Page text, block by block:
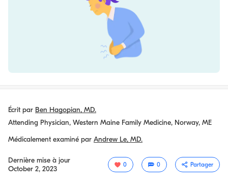
Écrit par Ben Hagopian, MD.
Attending Physician, Western Maine Family Medicine, Norway, ME
Médicalement examiné par Andrew Le, MD.
Dernière mise à jour
October 2, 2023
0 0 Partager